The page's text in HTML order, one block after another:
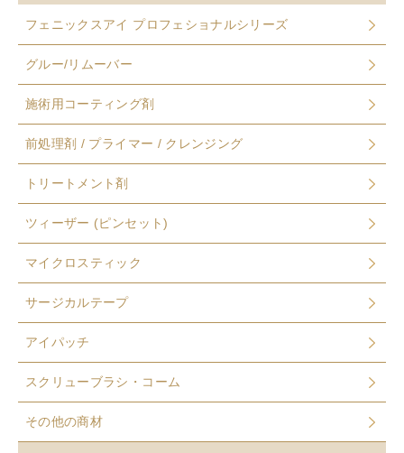
フェニックスアイ プロフェショナルシリーズ
グルー/リムーバー
施術用コーティング剤
前処理剤 / プライマー / クレンジング
トリートメント剤
ツィーザー (ピンセット)
マイクロスティック
サージカルテープ
アイパッチ
スクリューブラシ・コーム
その他の商材